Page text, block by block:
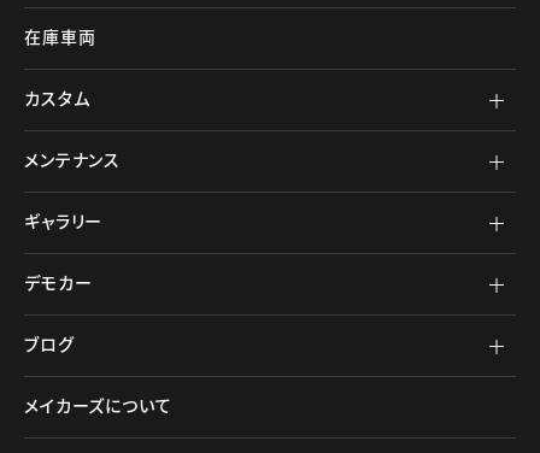
在庫車両
カスタム
メンテナンス
ギャラリー
デモカー
ブログ
メイカーズについて